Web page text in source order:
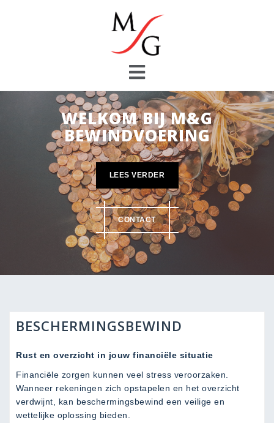
WELKOM BIJ M&G
BEWINDVOERING
LEES VERDER
CONTACT
BESCHERMINGSBEWIND
Rust en overzicht in jouw financiële situatie
Financiële zorgen kunnen veel stress veroorzaken.
Wanneer rekeningen zich opstapelen en het overzicht
verdwijnt, kan beschermingsbewind een veilige en
wettelijke oplossing bieden.